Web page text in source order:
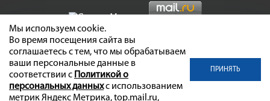
Мы используем cookie.
Во время посещения сайта вы
соглашаетесь с тем, что мы обрабатываем
ваши персональные данные в
соответствии с Политикой о
персональных данныхс использованием
метрик Яндекс Метрика, top.mail.ru,
ПРИНЯТЬ